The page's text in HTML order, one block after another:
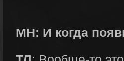
МН: И когда